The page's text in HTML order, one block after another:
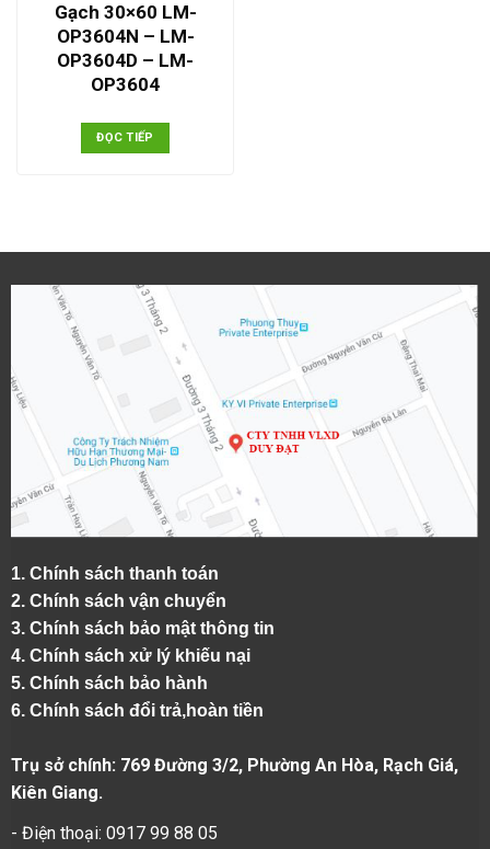
Gạch 30×60 LM-
OP3604N – LM-
OP3604D – LM-
OP3604
ĐỌC TIẾP
1. Chính sách thanh toán
2. Chính sách vận chuyển
3. Chính sách bảo mật thông tin
4. Chính sách xử lý khiếu nại
5. Chính sách bảo hành
6. Chính sách đổi trả,hoàn tiền
Trụ sở chính: 769 Đường 3/2, Phường An Hòa, Rạch Giá,
Kiên Giang.
- Điện thoại: 0917 99 88 05